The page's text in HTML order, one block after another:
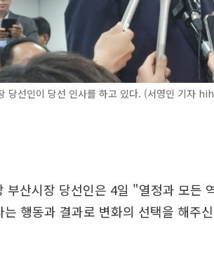
당선인이 당선 인사를 하고 있다. (서영인 기자
부산시장 당선인은 4일 "열정과 모든
행동과 결과로 변화의 선택을 해주